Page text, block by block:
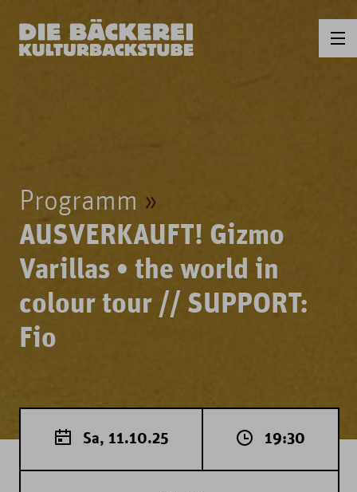
Programm
AUSVERKAUFT! Gizmo
Varillas • the world in
colour tour // SUPPORT:
Fio
Sa, 11.10.25 19:30